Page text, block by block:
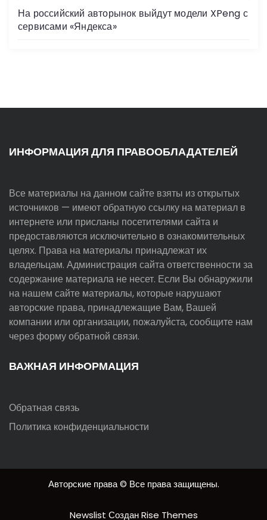
На российский авторынок выйдут модели XPeng с
сервисами «Яндекса»
ИНФОРМАЦИЯ ДЛЯ ПРАВООБЛАДАТЕЛЕЙ
Все материалы на данном сайте взяты из открытых
источников — имеют обратную ссылку на материал в
интернете или присланы посетителями сайта и
предоставляются исключительно в ознакомительных
целях. Права на материалы принадлежат их
владельцам. Администрация сайта ответственности за
содержание материала не несет. Если Вы обнаружили
на нашем сайте материалы, которые нарушают
авторские права, принадлежащие Вам, Вашей
компании или организации, пожалуйста, сообщите нам
через форму обратной связи.
ВАЖНАЯ ИНФОРМАЦИЯ
Обратная связь
Политика конфиденциальности
Авторские права © Все права защищены.
Newslist СозданRise Themes